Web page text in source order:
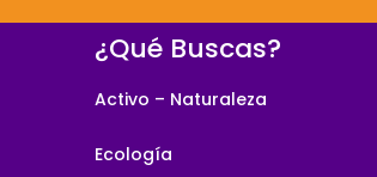
¿Qué Buscas?
Activo – Naturaleza
Ecología